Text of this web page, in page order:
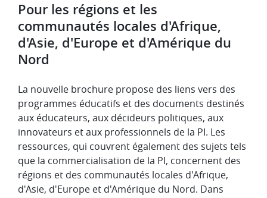
Pour les régions et les
communautés locales d'Afrique,
d'Asie, d'Europe et d'Amérique du
Nord
La nouvelle brochure propose des liens vers des
programmes éducatifs et des documents destinés
aux éducateurs, aux décideurs politiques, aux
innovateurs et aux professionnels de la PI. Les
ressources, qui couvrent également des sujets tels
que la commercialisation de la PI, concernent des
régions et des communautés locales d'Afrique,
d'Asie, d'Europe et d'Amérique du Nord. Dans